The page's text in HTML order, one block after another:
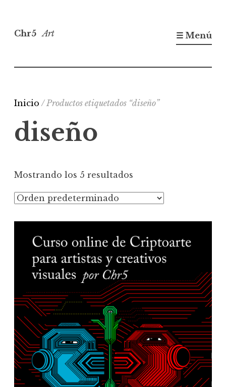
al
Chr5 Art ☰ Menú
Inicio / Productos etiquetados “diseño”
diseño
Mostrando los 5 resultados